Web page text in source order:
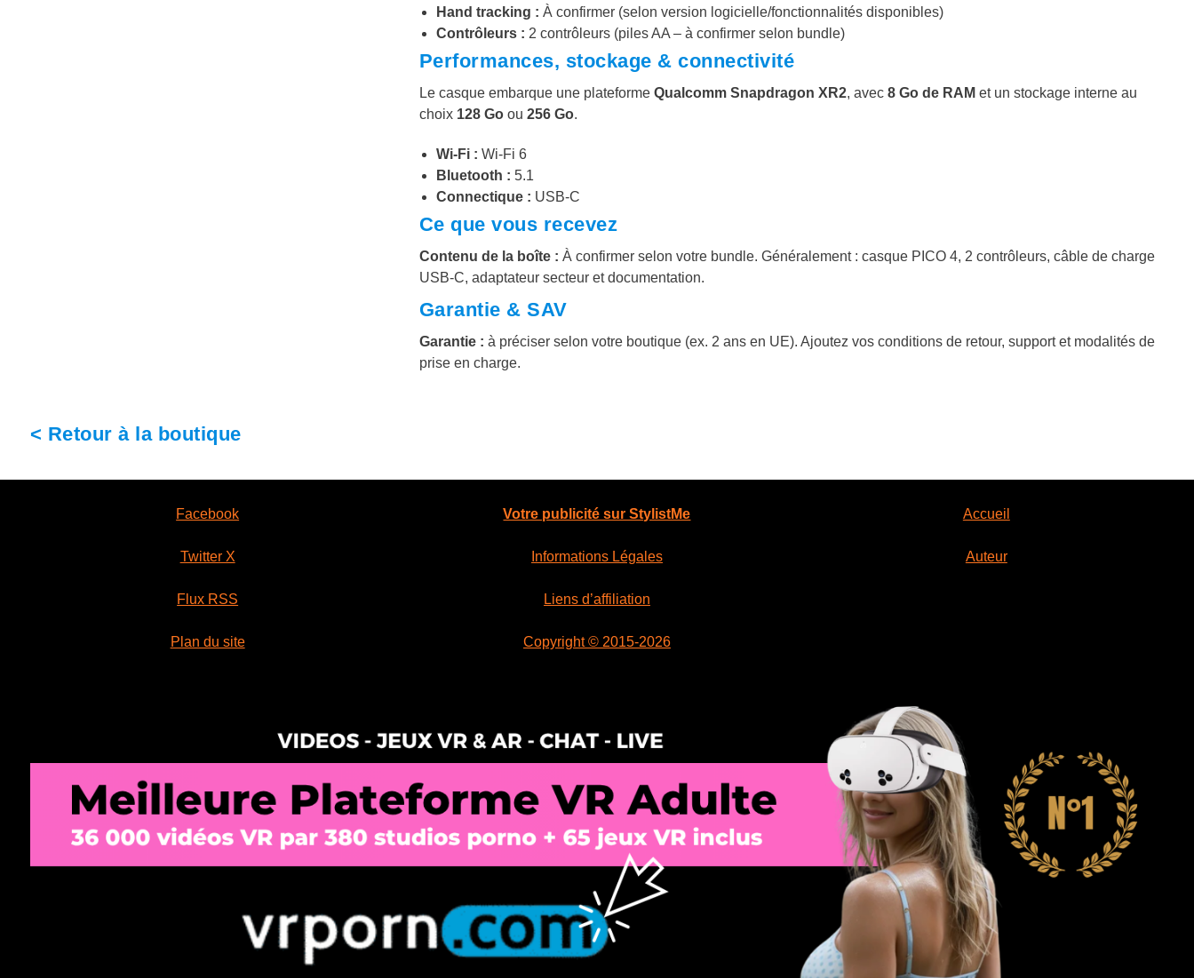
Hand tracking : À confirmer (selon version logicielle/fonctionnalités disponibles)
Contrôleurs : 2 contrôleurs (piles AA – à confirmer selon bundle)
Performances, stockage & connectivité
Le casque embarque une plateforme Qualcomm Snapdragon XR2, avec 8 Go de RAM et un stockage interne au
choix 128 Goou 256 Go.
Wi‑Fi : Wi‑Fi 6
Bluetooth : 5.1
Connectique : USB‑C
Ce que vous recevez
Contenu de la boîte : À confirmer selon votre bundle. Généralement : casque PICO 4, 2 contrôleurs, câble de charge
USB‑C, adaptateur secteur et documentation.
Garantie & SAV
Garantie : à préciser selon votre boutique (ex. 2 ans en UE). Ajoutez vos conditions de retour, support et modalités de
prise en charge.
< Retour à la boutique
Facebook
Twitter X
Flux RSS
Plan du site
Votre publicité sur StylistMe
Informations Légales
Liens d’affiliation
Copyright © 2015-2026
Accueil
Auteur